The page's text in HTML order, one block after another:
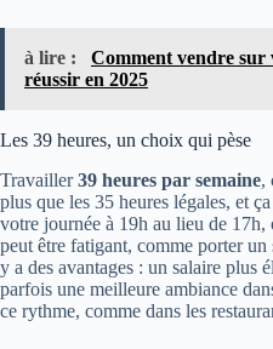
à lire :
Comment vendre
réussir en 2025
Les 39 heures, un choix qui pèse
Travailler39 heures par semaine,
plus que les 35 heures légales, et
votre journée à 19h au lieu de
peut être fatigant, comme porter
y a des avantages : un salaire plus
parfois une meilleure ambiance
ce rythme, comme dans les